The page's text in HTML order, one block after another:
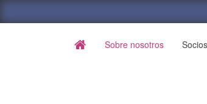
Sobre nosotros Socios